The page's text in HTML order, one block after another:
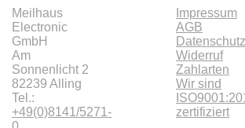
Meilhaus
Electronic
GmbH
Am
Sonnenlicht 2
82239 Alling
Tel.:
+49(0)8141/5271-
Impressum
AGB
Datenschutz
Widerruf
Zahlarten
Wir sind
zertifiziert